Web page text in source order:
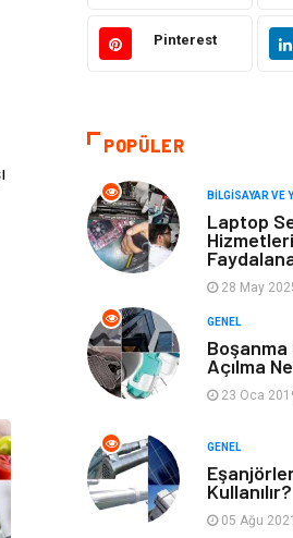
Otomotiv
Yapı İnşaat
Emlak
Tekstil
Mobilya
Ürünler
Aksesuar
Pinterest
POPÜLER
BILGISAYAR VE
Laptop
28 May
GENEL
Boşanma
Açılma
23 Oca
GENEL
Kullanılır?
05 Ağu